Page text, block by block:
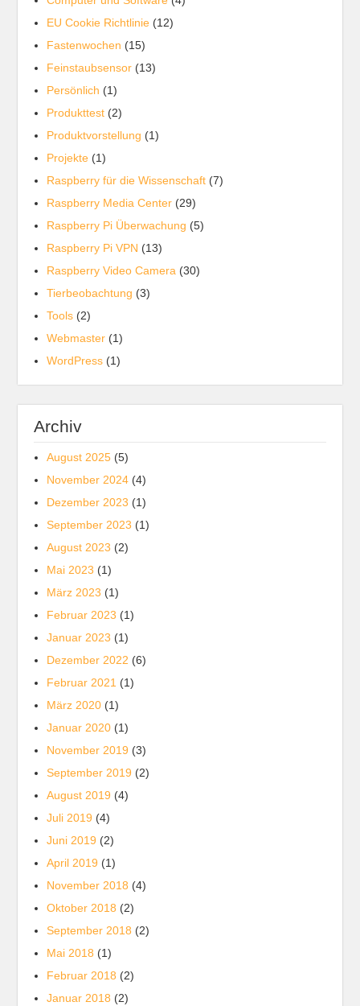
EU Cookie Richtlinie (12)
Fastenwochen (15)
Feinstaubsensor (13)
Persönlich (1)
Produkttest (2)
Produktvorstellung (1)
Projekte (1)
Raspberry für die Wissenschaft (7)
Raspberry Media Center (29)
Raspberry Pi Überwachung (5)
Raspberry Pi VPN (13)
Raspberry Video Camera (30)
Tierbeobachtung (3)
Tools (2)
Webmaster (1)
WordPress (1)
Archiv
August 2025 (5)
November 2024 (4)
Dezember 2023 (1)
September 2023 (1)
August 2023 (2)
Mai 2023 (1)
März 2023 (1)
Februar 2023 (1)
Januar 2023 (1)
Dezember 2022 (6)
Februar 2021 (1)
März 2020 (1)
Januar 2020 (1)
November 2019 (3)
September 2019 (2)
August 2019 (4)
Juli 2019 (4)
Juni 2019 (2)
April 2019 (1)
November 2018 (4)
Oktober 2018 (2)
September 2018 (2)
Mai 2018 (1)
Februar 2018 (2)
Januar 2018 (2)